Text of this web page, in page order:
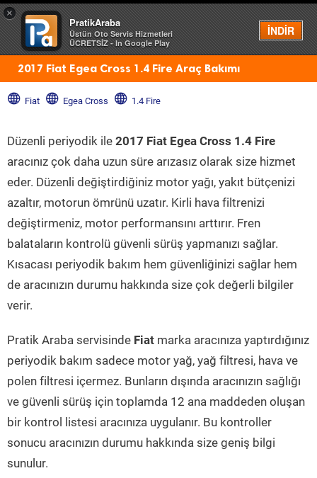
×
PratikAraba
Üstün Oto Servis Hizmetleri
ÜCRETSİZ - In Google Play
İNDİR
Menü
2017 Fiat Egea Cross 1.4 Fire Araç Bakımı
Fiat Egea Cross 1.4 Fire
Düzenli periyodik ile 2017 Fiat Egea Cross 1.4 Fire
aracınız çok daha uzun süre arızasız olarak size hizmet
eder. Düzenli değiştirdiğiniz motor yağı, yakıt bütçenizi
azaltır, motorun ömrünü uzatır. Kirli hava filtrenizi
değiştirmeniz, motor performansını arttırır. Fren
balataların kontrolü güvenli sürüş yapmanızı sağlar.
Kısacası periyodik bakım hem güvenliğinizi sağlar hem
de aracınızın durumu hakkında size çok değerli bilgiler
verir.
Pratik Araba servisinde Fiat marka aracınıza yaptırdığınız
periyodik bakım sadece motor yağ, yağ filtresi, hava ve
polen filtresi içermez. Bunların dışında aracınızın sağlığı
ve güvenli sürüş için toplamda 12 ana maddeden oluşan
bir kontrol listesi aracınıza uygulanır. Bu kontroller
sonucu aracınızın durumu hakkında size geniş bilgi
sunulur.